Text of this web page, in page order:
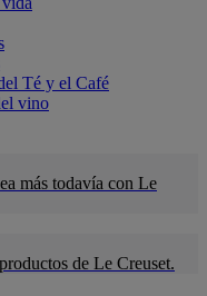
Té y el Café
vino
más todavía con Le
de Le Creuset.